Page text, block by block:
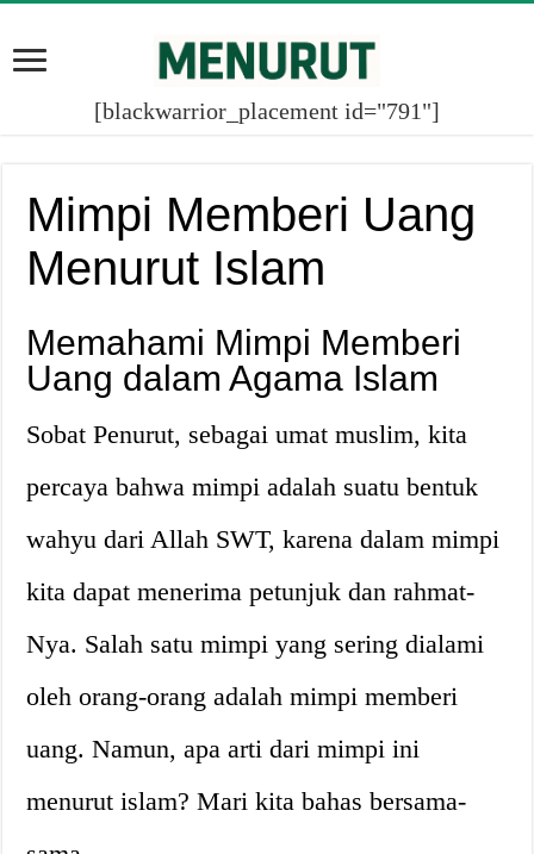
[blackwarrior_placement id="791"]
Mimpi Memberi Uang
Menurut Islam
Memahami Mimpi Memberi
Uang dalam Agama Islam
Sobat Penurut, sebagai umat muslim, kita
percaya bahwa mimpi adalah suatu bentuk
wahyu dari Allah SWT, karena dalam mimpi
kita dapat menerima petunjuk dan rahmat-
Nya. Salah satu mimpi yang sering dialami
oleh orang-orang adalah mimpi memberi
uang. Namun, apa arti dari mimpi ini
menurut islam? Mari kita bahas bersama-